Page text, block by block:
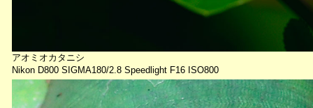
アオミオカタニシ
Nikon D800 SIGMA180/2.8 Speedlight F16 ISO800